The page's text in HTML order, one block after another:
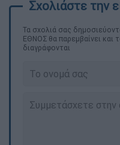
Τα σχολιά σας
ΕΘΝΟΣ θα παρεμβαίνει και
διαγράφονται